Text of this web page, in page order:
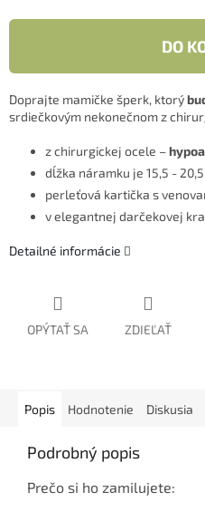
DO
Doprajte mamičke šperk, ktorý
srdiečkovým nekonečnom z
z chirurgickej ocele –
dĺžka náramku je 15,5 -
perleťová kartička s
v elegantnej darčekovej
Detailné informácie
OPÝTAŤ SA ZDIEĽAŤ
Popis Hodnotenie Diskusia
Podrobný popis
Prečo si ho zamilujete: